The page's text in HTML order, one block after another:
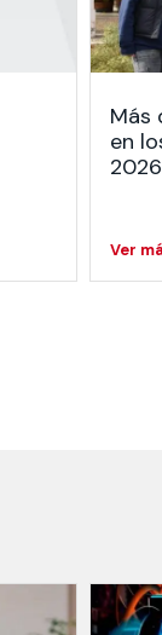
Más
en
2026
Ver